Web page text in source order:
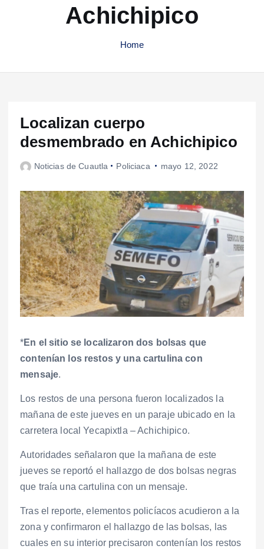
Achichipico
Home
Localizan cuerpo
desmembrado en Achichipico
Noticias de Cuautla Policiaca mayo 12, 2022
*En el sitio se localizaron dos bolsas que
contenían los restos y una cartulina con
mensaje.
Los restos de una persona fueron localizados la
mañana de este jueves en un paraje ubicado en la
carretera local Yecapixtla – Achichipico.
Autoridades señalaron que la mañana de este
jueves se reportó el hallazgo de dos bolsas negras
que traía una cartulina con un mensaje.
Tras el reporte, elementos policíacos acudieron a la
zona y confirmaron el hallazgo de las bolsas, las
cuales en su interior precisaron contenían los restos